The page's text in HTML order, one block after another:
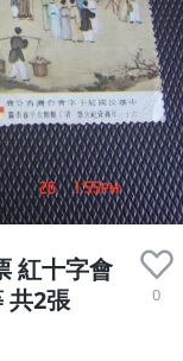
紅十字會
共2張
0